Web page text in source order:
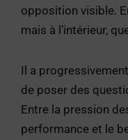
opposition visible.
mais à l’intérieur,
Il a
de poser des
Entre la pression
performance et le